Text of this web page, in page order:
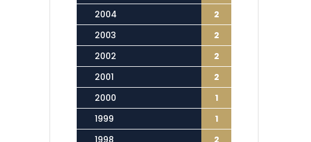
2004
2
2003
2
2002
2
2001
2
2000
1
1999
1
1998
2